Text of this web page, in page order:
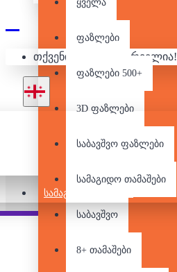
ᲡᲐᲛᲐᲒᲘᲓᲝ ᲗᲐᲛᲐᲨᲔᲑᲘ
ყველა
ფაზლები
ფაზლები 500+
3D ფაზლები
საბავშვო ფაზლები
სამაგიდო თამაშები
საბავშვო
8+ თამაშები
თქვენი კალათა ცარიელია!
Pair it With